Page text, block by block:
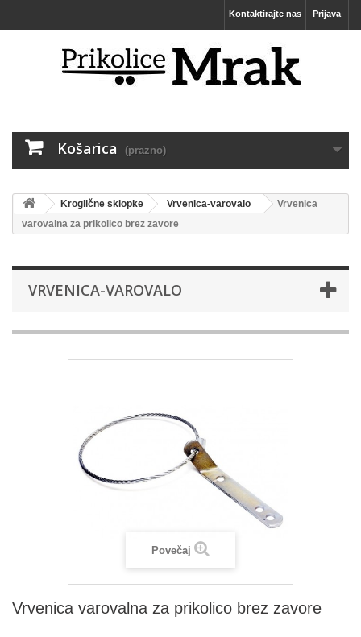
Prijava
Kontaktirajte nas
Košarica (prazno)
Kroglične sklopke Vrvenica-varovalo
Vrvenica
varovalna za prikolico brez zavore
VRVENICA-VAROVALO
Povečaj
Vrvenica varovalna za prikolico brez zavore